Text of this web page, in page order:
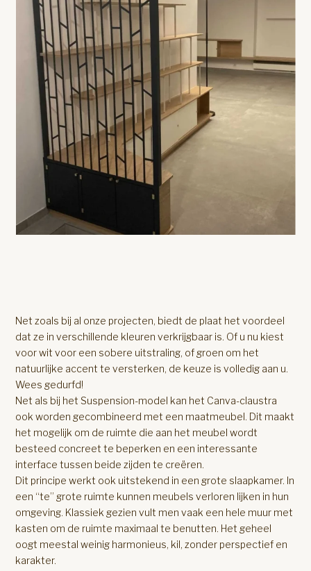
Net zoals bij al onze projecten, biedt de plaat het voordeel
dat ze in verschillende kleuren verkrijgbaar is. Of u nu kiest
voor wit voor een sobere uitstraling, of groen om het
natuurlijke accent te versterken, de keuze is volledig aan u.
Wees gedurfd!
Net als bij het Suspension-model kan het Canva-claustra
ook worden gecombineerd met een maatmeubel. Dit maakt
het mogelijk om de ruimte die aan het meubel wordt
besteed concreet te beperken en een interessante
interface tussen beide zijden te creëren.
Dit principe werkt ook uitstekend in een grote slaapkamer. In
een “te” grote ruimte kunnen meubels verloren lijken in hun
omgeving. Klassiek gezien vult men vaak een hele muur met
kasten om de ruimte maximaal te benutten. Het geheel
oogt meestal weinig harmonieus, kil, zonder perspectief en
karakter.